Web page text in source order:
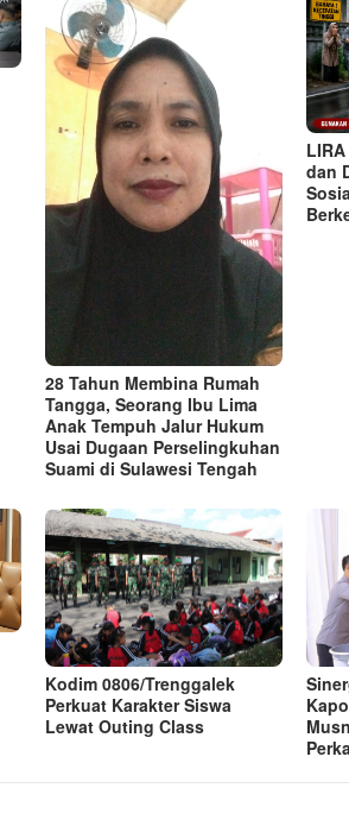
28 Tahun Membina Rumah
Tangga, Seorang Ibu Lima
Anak Tempuh Jalur Hukum
Usai Dugaan Perselingkuhan
Suami di Sulawesi Tengah
dan
Kodim 0806/Trenggalek
Perkuat Karakter Siswa
Lewat Outing Class